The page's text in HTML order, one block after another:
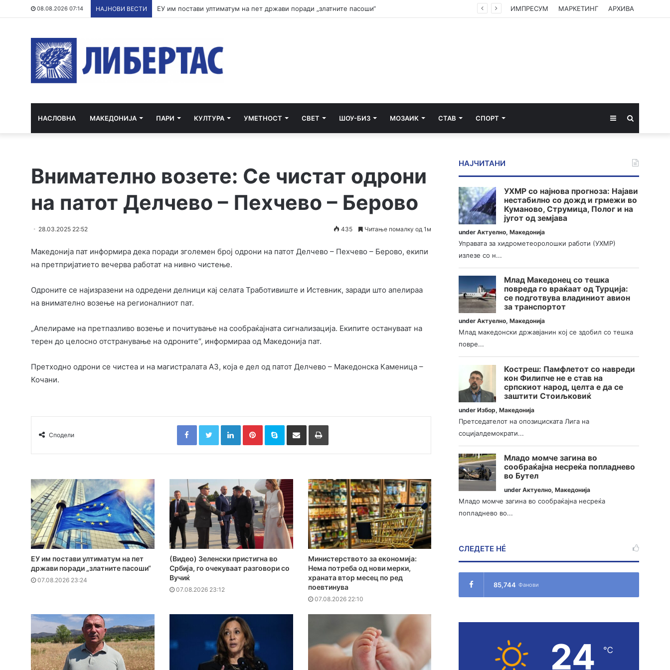
08.08.2026 07:14 НАЈНОВИ ВЕСТИ По речиси 30 години почнува судењето за убиството на Тупак Шакур ИМПРЕСУМ МАРКЕТИНГ АРХИВА
НАСЛОВНА МАКЕДОНИЈА ПАРИ КУЛТУРА УМЕТНОСТ СВЕТ ШОУ-БИЗ МОЗАИК СТАВ СПОРТ Sidebar
Внимателно возете: Се чистат одрони
на патот Делчево – Пехчево – Берово
28.03.2025 22:52 435 Читање помалку од 1м
Македонија пат информира дека поради зголемен број одрони на патот Делчево – Пехчево – Берово, екипи
на претпријатието вечерва работат на нивно чистење.
Одроните се најизразени на одредени делници кај селата Тработивиште и Истевник, заради што апелираа
на внимателно возење на регионалниот пат.
„Апелираме на претпазливо возење и почитување на сообраќајната сигнализација. Екипите остануваат на
терен до целосно отстранување на одроните“, информираа од Македонија пат.
Претходно одрони се чистеа и на магистралата А3, која е дел од патот Делчево – Македонска Каменица –
Кочани.
Сподели
FacebookTwitterLinkedInPinterestSkype Сподели преку Е-маил Испринтај
ЕУ им постави ултиматум на пет
држави поради „златните пасоши“
07.08.2026 23:24
(Видео) Зеленски пристигна во
Србија, го очекуваат разговори со
Вучиќ
07.08.2026 23:12
Министерството за економија:
Нема потреба од нови мерки,
храната втор месец по ред
поевтинува
07.08.2026 22:10
НАЈЧИТАНИ
УХМР со најнова прогноза: Најави
нестабилно со дожд и грмежи во
Куманово, Струмица, Полог и на
југот од земјава
underАктуелно,Македонија
Управата за хидрометеоролошки работи (УХМР)
излезе со н...
Млад Македонец со тешка
повреда го враќаат од Турција:
се подготвува владиниот авион
за транспортот
underАктуелно,Македонија
Млад македонски државјанин кој се здобил со тешка
повре...
Костреш: Памфлетот со навреди
кон Филипче не е став на
српскиот народ, целта е да се
заштити Стоиљковиќ
underИзбор,Македонија
Претседателот на опозициската Лига на
социјалдемократи...
Младо момче загина во
сообраќајна несреќа попладнево
во Бутел
underАктуелно,Македонија
Младо момче загина во сообраќајна несреќа
попладнево во...
СЛЕДЕТЕ НÉ
85,744 Фанови
24 ℃